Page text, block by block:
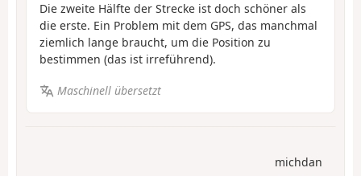
Die zweite Hälfte der Strecke ist doch schöner als
die erste. Ein Problem mit dem GPS, das manchmal
ziemlich lange braucht, um die Position zu
bestimmen (das ist irreführend).
Maschinell übersetzt
michdan